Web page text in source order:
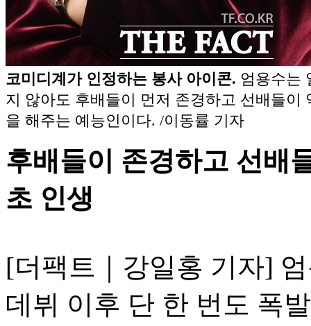
코미디계가 인정하는 봉사 아이콘. 엄용수는
지 않아도 후배들이 먼저 존경하고 선배들이
을 해주는 예능인이다. /이동률 기자
후배들이 존경하고 선배
초 인생
[더팩트｜강일홍 기자]
데뷔 이후 단 한 번도 폭